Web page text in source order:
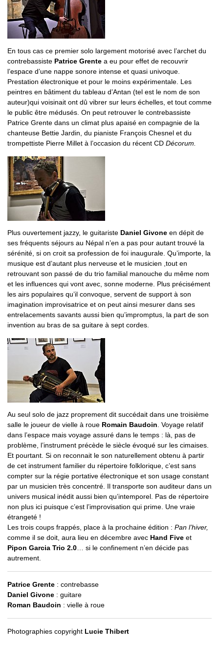
En tous cas ce premier solo largement motorisé avec l’archet du
contrebassiste Patrice Grente a eu pour effet de recouvrir
l’espace d’une nappe sonore intense et quasi univoque.
Prestation électronique et pour le moins expérimentale. Les
peintres en bâtiment du tableau d’Antan (tel est le nom de son
auteur)qui voisinait ont dû vibrer sur leurs échelles, et tout comme
le public être médusés. On peut retrouver le contrebassiste
Patrice Grente dans un climat plus apaisé en compagnie de la
chanteuse Bettie Jardin, du pianiste François Chesnel et du
trompettiste Pierre Millet à l’occasion du récent CD Décorum.
Plus ouvertement jazzy, le guitariste Daniel Givone en dépit de
ses fréquents séjours au Népal n’en a pas pour autant trouvé la
sérénité, si on croit sa profession de foi inaugurale. Qu’importe, la
musique est d’autant plus nerveuse et le musicien ,tout en
retrouvant son passé de du trio familial manouche du même nom
et les influences qui vont avec, sonne moderne. Plus précisément
les airs populaires qu’il convoque, servent de support à son
imagination improvisatrice et on peut ainsi mesurer dans ses
entrelacements savants aussi bien qu’impromptus, la part de son
invention au bras de sa guitare à sept cordes.
Au seul solo de jazz proprement dit succédait dans une troisième
salle le joueur de vielle à roue Romain Baudoin . Voyage relatif
dans l’espace mais voyage assuré dans le temps : là, pas de
problème, l’instrument précède le siècle évoqué sur les cimaises.
Et pourtant. Si on reconnait le son naturellement obtenu à partir
de cet instrument familier du répertoire folklorique, c’est sans
compter sur la régie portative électronique et son usage constant
par un musicien très concentré. Il transporte son auditeur dans un
univers musical inédit aussi bien qu’intemporel. Pas de répertoire
non plus ici puisque c’est l’improvisation qui prime. Une vraie
étrangeté !
Les trois coups frappés, place à la prochaine édition : Pan l’hiver,
comme il se doit, aura lieu en décembre avec Hand Five et
Pipon Garcia Trio 2.0 … si le confinement n’en décide pas
autrement.
Patrice Grente : contrebasse
Daniel Givone : guitare
Roman Baudoin : vielle à roue
Photographies copyright Lucie Thibert